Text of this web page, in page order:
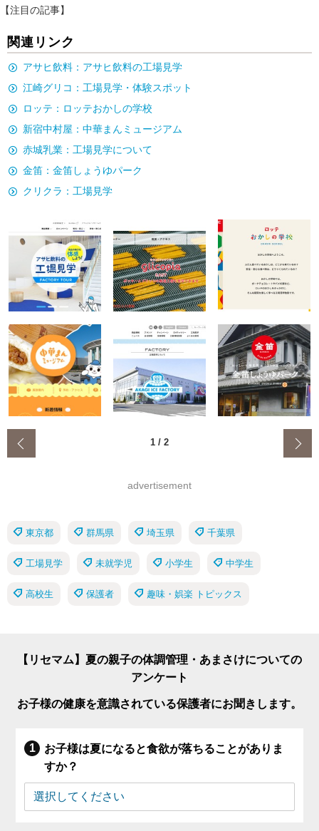
【注目の記事】
関連リンク
アサヒ飲料：アサヒ飲料の工場見学
江崎グリコ：工場見学・体験スポット
ロッテ：ロッテおかしの学校
新宿中村屋：中華まんミュージアム
赤城乳業：工場見学について
金笛：金笛しょうゆパーク
クリクラ：工場見学
1 / 2
advertisement
東京都 群馬県 埼玉県 千葉県
工場見学 未就学児 小学生 中学生
高校生 保護者 趣味・娯楽 トピックス
【リセマム】夏の親子の体調管理・あまさけについての
アンケート
お子様の健康を意識されている保護者にお聞きします。
お子様は夏になると食欲が落ちることがありま
すか？